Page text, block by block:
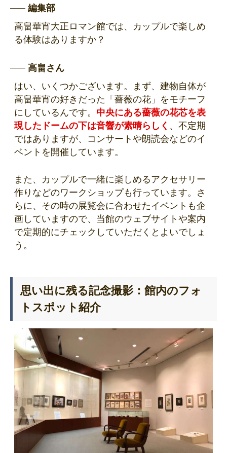
編集部
高畠華宵大正ロマン館では、カップルで楽しめ
る体験はありますか？
高畠さん
はい、いくつかございます。まず、建物自体が
高畠華宵の好きだった「薔薇の花」をモチーフ
にしているんです。 中央にある薔薇の花芯を表
現したドームの下は音響が素晴らしく 、不定期
ではありますが、コンサートや朗読会などのイ
ベントを開催しています。
また、カップルで一緒に楽しめるアクセサリー
作りなどのワークショップも行っています。さ
らに、その時の展覧会に合わせたイベントも企
画していますので、当館のウェブサイトや案内
で定期的にチェックしていただくとよいでしょ
う。
思い出に残る記念撮影：館内のフォ
トスポット紹介